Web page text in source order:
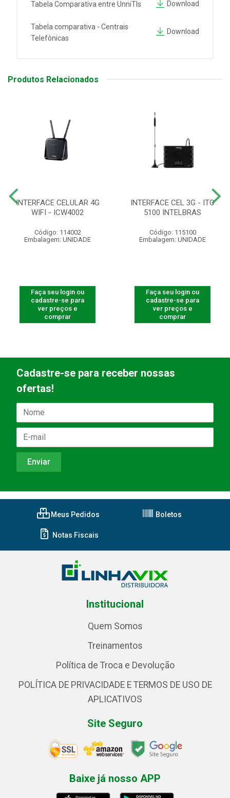
Tabela Comparativa entre UnniTIs Download
Tabela comparativa - Centrais
Telefônicas
Download
Produtos Relacionados
INTERFACE CELULAR 4G
WIFI - ICW4002
Código: 114002
Embalagem: UNIDADE
Faça seu login ou
cadastre-se para
ver preços e
comprar
INTERFACE CEL 3G - ITC
5100 INTELBRAS
Código: 115100
Embalagem: UNIDADE
Faça seu login ou
cadastre-se para
ver preços e
comprar
Cadastre-se para receber nossas
ofertas!
Meus Pedidos Boletos
Notas Fiscais
Institucional
Quem Somos
Treinamentos
Política de Troca e Devolução
POLÍTICA DE PRIVACIDADE E TERMOS DE USO DE
APLICATIVOS
Site Seguro
Baixe já nosso APP